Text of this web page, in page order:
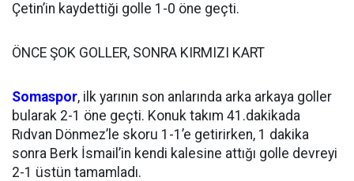
Çetin’in kaydettiği golle 1-0 öne geçti.
ÖNCE ŞOK GOLLER, SONRA KIRMIZI KART
Somaspor, ilk yarının son anlarında arka arkaya goller
bularak 2-1 öne geçti. Konuk takım 41.dakikada
Rıdvan Dönmez’le skoru 1-1’e getirirken, 1 dakika
sonra Berk İsmail’in kendi kalesine attığı golle devreyi
2-1 üstün tamamladı.